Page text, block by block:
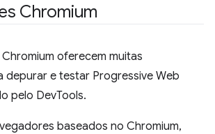
Chromium
oferecem muitas
depurar e testar Progressive Web
pelo DevTools.
baseados no Chromium,